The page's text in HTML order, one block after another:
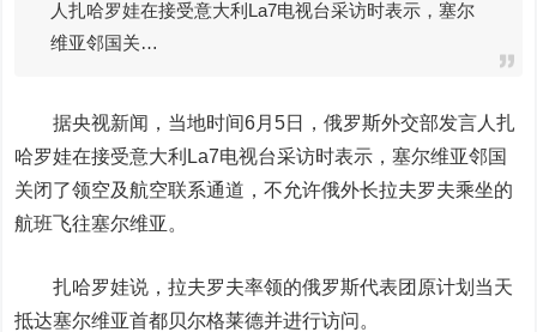
人扎哈罗娃在接受意大利La7电视台采访时表示，塞尔
维亚邻国关…
据央视新闻，当地时间6月5日，俄罗斯外交部发言人扎
哈罗娃在接受意大利La7电视台采访时表示，塞尔维亚邻国
关闭了领空及航空联系通道，不允许俄外长拉夫罗夫乘坐的
航班飞往塞尔维亚。
扎哈罗娃说，拉夫罗夫率领的俄罗斯代表团原计划当天
抵达塞尔维亚首都贝尔格莱德并进行访问。